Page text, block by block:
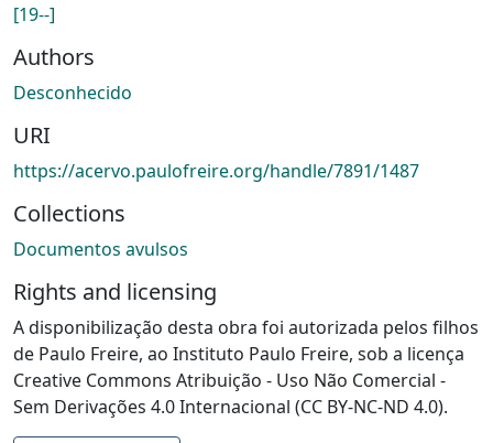
[19--]
Authors
Desconhecido
URI
https://acervo.paulofreire.org/handle/7891/1487
Collections
Documentos avulsos
Rights and licensing
A disponibilização desta obra foi autorizada pelos filhos
de Paulo Freire, ao Instituto Paulo Freire, sob a licença
Creative Commons Atribuição - Uso Não Comercial -
Sem Derivações 4.0 Internacional (CC BY-NC-ND 4.0).